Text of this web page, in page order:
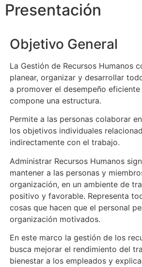
Presentación
Objetivo General
La Gestión de Recursos Humanos
planear, organizar y desarrollar
a promover el desempeño
compone una estructura.
Permite a las personas colaborar
los objetivos individuales
indirectamente con el trabajo.
Administrar Recursos Humanos
mantener a las personas y
organización, en un ambiente de
positivo y favorable. Representa
cosas que hacen que el personal
organización motivados.
En este marco la gestión de los
busca mejorar el rendimiento del
bienestar a los empleados y